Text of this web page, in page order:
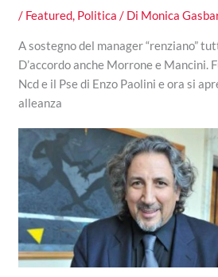
/ Featured, Politica / Di Monica
A sostegno del manager “renziano”
D’accordo anche Morrone e Mancini.
Ncd e il Pse di Enzo Paolini e ora si
alleanza